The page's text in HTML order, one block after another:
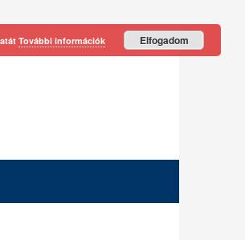
További információk Elfogadom